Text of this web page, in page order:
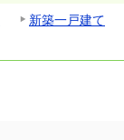
新築一戸建て